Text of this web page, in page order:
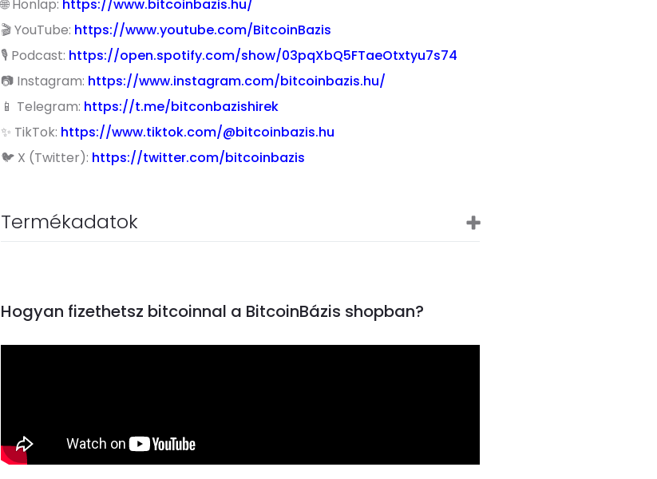
🌐 Honlap: https://www.bitcoinbazis.hu/
🎬 YouTube: https://www.youtube.com/BitcoinBazis
🎙 Podcast: https://open.spotify.com/show/03pqXbQ5FTaeOtxtyu7s74
📷 Instagram: https://www.instagram.com/bitcoinbazis.hu/
📱 Telegram: https://t.me/bitconbazishirek
✨ TikTok: https://www.tiktok.com/@bitcoinbazis.hu
🐦 X (Twitter): https://twitter.com/bitcoinbazis
Termékadatok
Hogyan fizethetsz bitcoinnal a BitcoinBázis shopban?